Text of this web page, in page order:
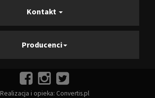
Kontakt
Producenci
Realizacja i opieka: Convertis.pl